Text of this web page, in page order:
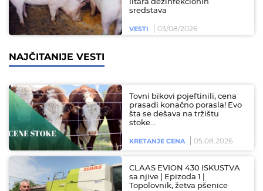
litara dezinfekcionih
sredstava
VESTI 03/08/2026
NAJČITANIJE VESTI
Tovni bikovi pojeftinili, cena
prasadi konačno porasla! Evo
šta se dešava na tržištu
stoke…
KRETANJE CENA 05.08.2026
CLAAS EVION 430 ISKUSTVA
sa njive | Epizoda 1 |
Topolovnik, žetva pšenice